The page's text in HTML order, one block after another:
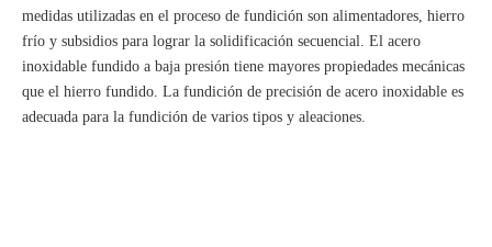
medidas utilizadas en el proceso de fundición son alimentadores, hierro
frío y subsidios para lograr la solidificación secuencial. El acero
inoxidable fundido a baja presión tiene mayores propiedades mecánicas
que el hierro fundido. La fundición de precisión de acero inoxidable es
adecuada para la fundición de varios tipos y aleaciones.